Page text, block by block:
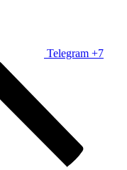
Telegram +7